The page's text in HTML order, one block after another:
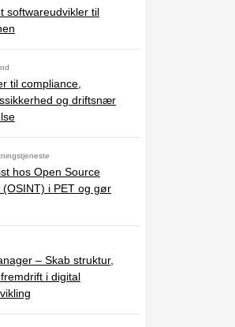
softwareudvikler til
til compliance,
og driftsnær
hos Open Source
(OSINT) i PET og gør
– Skab struktur,
i digital